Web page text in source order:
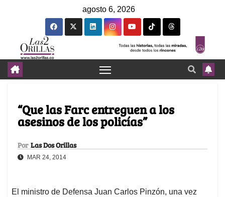
agosto 6, 2026
“Que las Farc entreguen a los
asesinos de los policías”
Por Las Dos Orillas
MAR 24, 2014
El ministro de Defensa Juan Carlos Pinzón, una vez